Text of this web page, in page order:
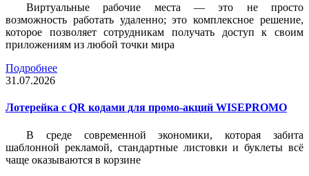
Виртуальные рабочие места — это не просто
возможность работать удаленно; это комплексное решение,
которое позволяет сотрудникам получать доступ к своим
приложениям из любой точки мира
Подробнее
31.07.2026
Лотерейка c QR кодами для промо-акций WISEPROMO
В среде современной экономики, которая забита
шаблонной рекламой, стандартные листовки и буклеты всё
чаще оказываются в корзине